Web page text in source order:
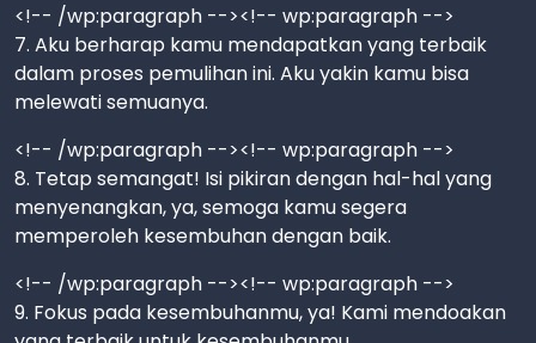
<!-- /wp:paragraph --><!-- wp:paragraph -->
7. Aku berharap kamu mendapatkan yang terbaik
dalam proses pemulihan ini. Aku yakin kamu bisa
melewati semuanya.
<!-- /wp:paragraph --><!-- wp:paragraph -->
8. Tetap semangat! Isi pikiran dengan hal-hal yang
menyenangkan, ya, semoga kamu segera
memperoleh kesembuhan dengan baik.
<!-- /wp:paragraph --><!-- wp:paragraph -->
9. Fokus pada kesembuhanmu, ya! Kami mendoakan